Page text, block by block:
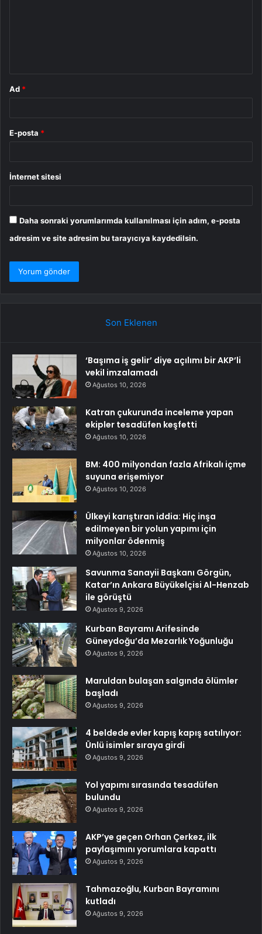
Ad *
E-posta *
İnternet sitesi
Daha sonraki yorumlarımda kullanılması için adım, e-posta
adresim ve site adresim bu tarayıcıya kaydedilsin.
Son Eklenen
‘Başıma iş gelir’ diye açılımı bir AKP’li
vekil imzalamadı
Ağustos 10, 2026
Katran çukurunda inceleme yapan
ekipler tesadüfen keşfetti
Ağustos 10, 2026
BM: 400 milyondan fazla Afrikalı içme
suyuna erişemiyor
Ağustos 10, 2026
Ülkeyi karıştıran iddia: Hiç inşa
edilmeyen bir yolun yapımı için
milyonlar ödenmiş
Ağustos 10, 2026
Savunma Sanayii Başkanı Görgün,
Katar’ın Ankara Büyükelçisi Al-Henzab
ile görüştü
Ağustos 9, 2026
Kurban Bayramı Arifesinde
Güneydoğu’da Mezarlık Yoğunluğu
Ağustos 9, 2026
Maruldan bulaşan salgında ölümler
başladı
Ağustos 9, 2026
4 beldede evler kapış kapış satılıyor:
Ünlü isimler sıraya girdi
Ağustos 9, 2026
Yol yapımı sırasında tesadüfen
bulundu
Ağustos 9, 2026
AKP’ye geçen Orhan Çerkez, ilk
paylaşımını yorumlara kapattı
Ağustos 9, 2026
Tahmazoğlu, Kurban Bayramını
kutladı
Ağustos 9, 2026